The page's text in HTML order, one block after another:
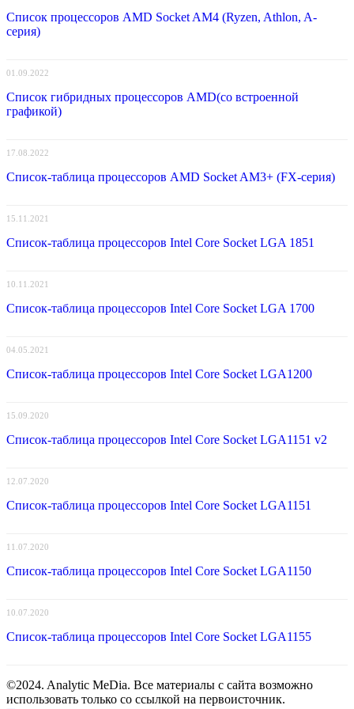
Список процессоров AMD Socket AM4 (Ryzen, Athlon, A-
серия)
01.09.2022
Список гибридных процессоров AMD(со встроенной
графикой)
17.08.2022
Список-таблица процессоров AMD Socket AM3+ (FX-серия)
15.11.2021
Список-таблица процессоров Intel Core Socket LGA 1851
10.11.2021
Список-таблица процессоров Intel Core Socket LGA 1700
04.05.2021
Список-таблица процессоров Intel Core Socket LGA1200
15.09.2020
Список-таблица процессоров Intel Core Socket LGA1151 v2
12.07.2020
Список-таблица процессоров Intel Core Socket LGA1151
11.07.2020
Список-таблица процессоров Intel Core Socket LGA1150
10.07.2020
Список-таблица процессоров Intel Core Socket LGA1155
©2024. Analytic MeDia. Все материалы с сайта возможно
использовать только со ссылкой на первоисточник.